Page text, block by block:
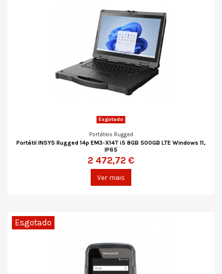
Esgotado
Portáteis Rugged
Portátil INSYS Rugged 14p EM3-X14T i5 8GB 500GB LTE Windows 11,
IP65
2 472,72 €
Ver mais
Esgotado